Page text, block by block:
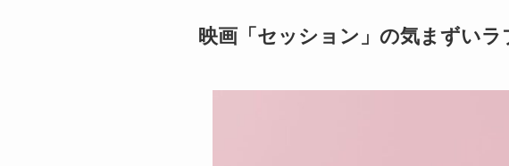
映画「セッション」の気まずいラ